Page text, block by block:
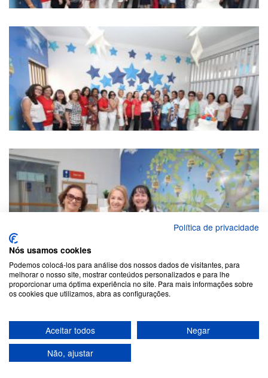
Política de privacidade
Nós usamos cookies
Podemos colocá-los para análise dos nossos dados de visitantes, para
melhorar o nosso site, mostrar conteúdos personalizados e para lhe
proporcionar uma óptima experiência no site. Para mais informações sobre
os cookies que utilizamos, abra as configurações.
Aceitar todos
Negar
Não, ajustar